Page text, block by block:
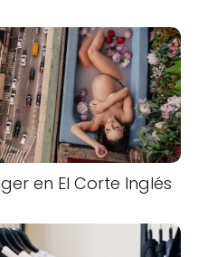
en El Corte Inglés